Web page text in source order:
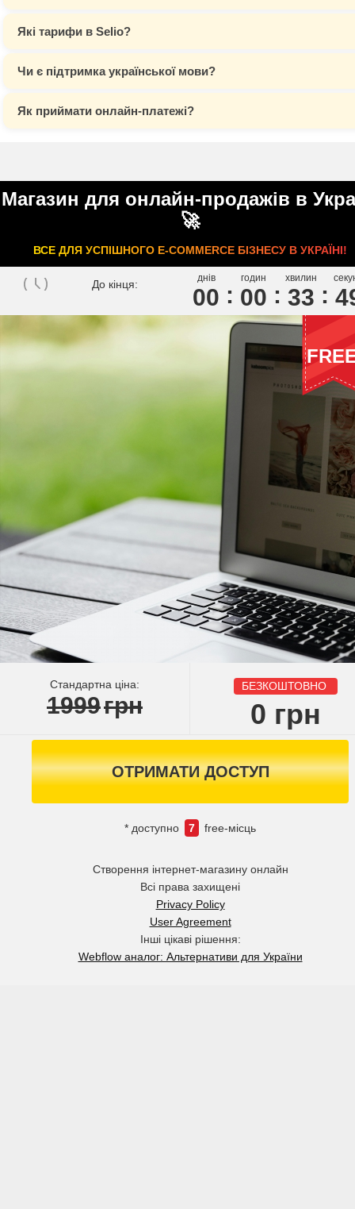
Які тарифи в Selio?
Чи є підтримка української мови?
Як приймати онлайн-платежі?
Магазин для онлайн-продажів в
🚀
ВСЕ ДЛЯ УСПІШНОГО E-COMMERCE БІЗНЕСУ В УКРАЇНІ!
До кінця: днів
00
годин
00
хвилин
33 4
Стандартна ціна:
1999грн
БЕЗКОШТОВНО
0 грн
ОТРИМАТИ ДОСТУП
* доступно 7 free-місць
Створення інтернет-магазину онлайн
Всі права захищені
Privacy Policy
User Agreement
Інші цікаві рішення:
Webflow аналог: Альтернативи для України